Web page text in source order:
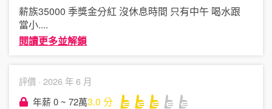
薪族35000 季獎金分紅 沒休息時間 只有中午 喝水跟
當小....
閱讀更多並解鎖
評價 · 2026 年 6 月
年薪 0 ~ 72萬3.0 分